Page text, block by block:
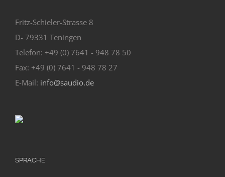
Fritz-Schieler-Strasse 8
D- 79331 Teningen
Telefon: +49 (0) 7641 - 948 78 50
Fax: +49 (0) 7641 - 948 78 27
E-Mail: info@saudio.de
SPRACHE